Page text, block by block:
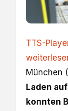
TTS-
München
Laden
konnten